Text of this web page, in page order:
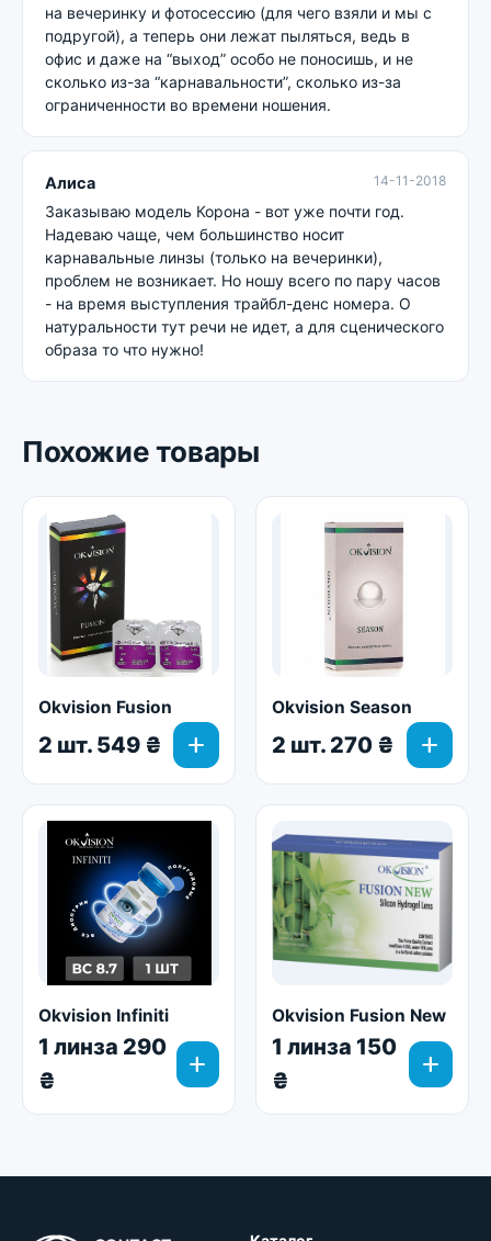
на вечеринку и фотосессию (для чего взяли и мы с
подругой), а теперь они лежат пыляться, ведь в
офис и даже на “выход” особо не поносишь, и не
сколько из-за “карнавальности”, сколько из-за
ограниченности во времени ношения.
Алиса 14-11-2018
Заказываю модель Корона - вот уже почти год.
Надеваю чаще, чем большинство носит
карнавальные линзы (только на вечеринки),
проблем не возникает. Но ношу всего по пару часов
- на время выступления трайбл-денс номера. О
натуральности тут речи не идет, а для сценического
образа то что нужно!
Похожие товары
Okvision Fusion
2 шт. 549 ₴ add
Okvision Season
2 шт. 270 ₴ add
Okvision Infiniti
1 линза 290
₴
add
Okvision Fusion New
1 линза 150
₴
add